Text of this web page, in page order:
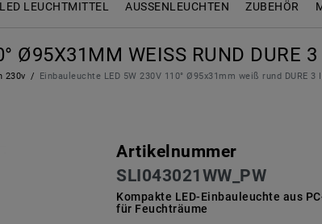
LED LEUCHTMITTEL AUSSENLEUCHTEN ZUBEHÖR
Ø95X31MM WEISS RUND DURE 3
230v Einbauleuchte LED 5W 230V 110° Ø95x31mm weiß rund DURE 3
Artikelnummer
SLI043021WW_PW
Kompakte LED-Einbauleuchte aus
für Feuchträume